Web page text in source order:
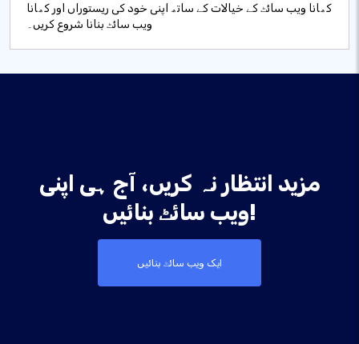
کھانا ویب سائٹ کے خیالات کے ساتھ اپنی خود کی ریستوراں اور کھانا
ویب سائٹ بنانا شروع کریں۔
مزید انتظار نہ کریں، آج ہی اپنی
ویب سائٹ بنائیں!
ایک ویب سائٹ بنائیں